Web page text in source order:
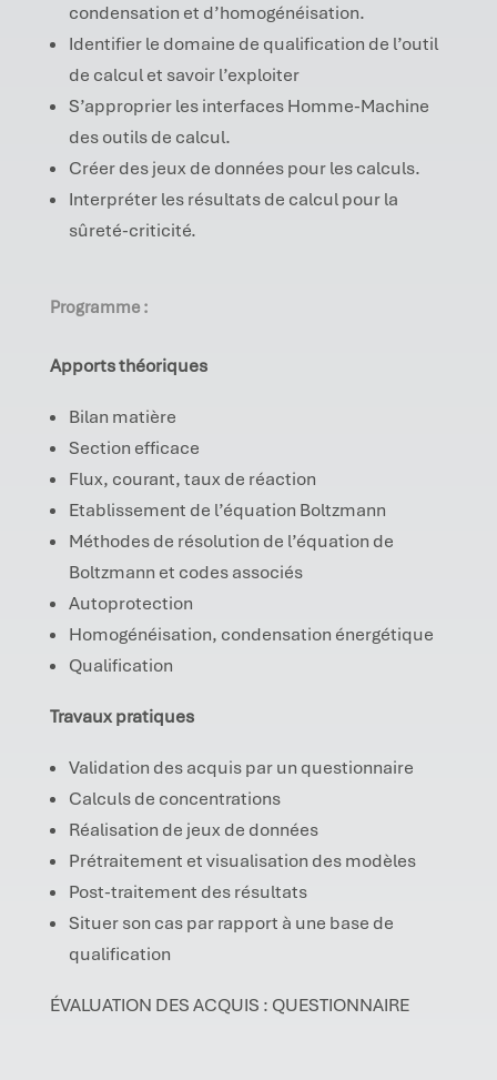
condensation et d’homogénéisation.
Identifier le domaine de qualification de l’outil
de calcul et savoir l’exploiter
S’approprier les interfaces Homme-Machine
des outils de calcul.
Créer des jeux de données pour les calculs.
Interpréter les résultats de calcul pour la
sûreté-criticité.
Programme :
Apports théoriques
Bilan matière
Section efficace
Flux, courant, taux de réaction
Etablissement de l’équation Boltzmann
Méthodes de résolution de l’équation de
Boltzmann et codes associés
Autoprotection
Homogénéisation, condensation énergétique
Qualification
Travaux pratiques
Validation des acquis par un questionnaire
Calculs de concentrations
Réalisation de jeux de données
Prétraitement et visualisation des modèles
Post-traitement des résultats
Situer son cas par rapport à une base de
qualification
ÉVALUATION DES ACQUIS : QUESTIONNAIRE